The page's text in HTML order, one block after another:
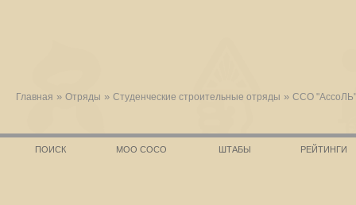
Главная » Отряды » Студенческие строительные отряды » ССО "АссоЛЬ"
ПОИСК МОО СОСО ШТАБЫ РЕЙТИНГИ